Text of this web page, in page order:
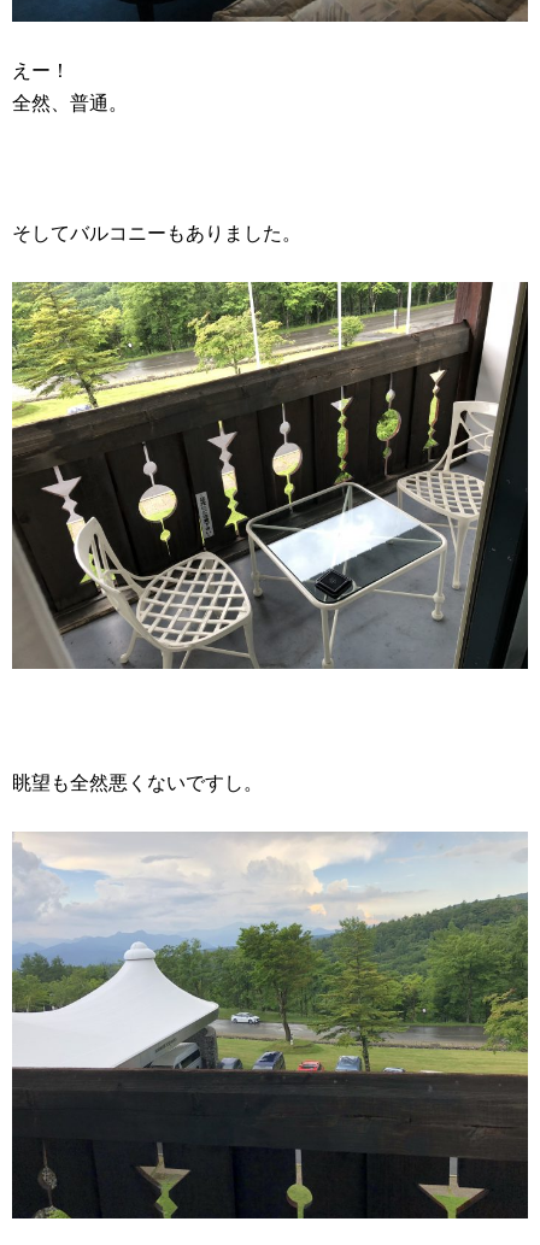
えー！
全然、普通。
そしてバルコニーもありました。
眺望も全然悪くないですし。